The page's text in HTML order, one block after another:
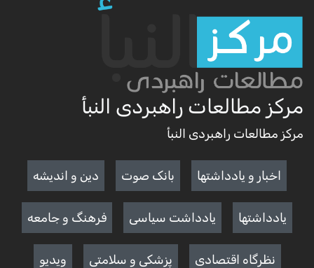
مرکز مطالعات راهبردی النبأ
مرکز مطالعات راهبردی النبأ
اخبار و یادداشتها بانک صوت دین و اندیشه
یادداشتها یادداشت سیاسی فرهنگ و جامعه
نظرگاه اقتصادی پزشکی و سلامتی ويديو